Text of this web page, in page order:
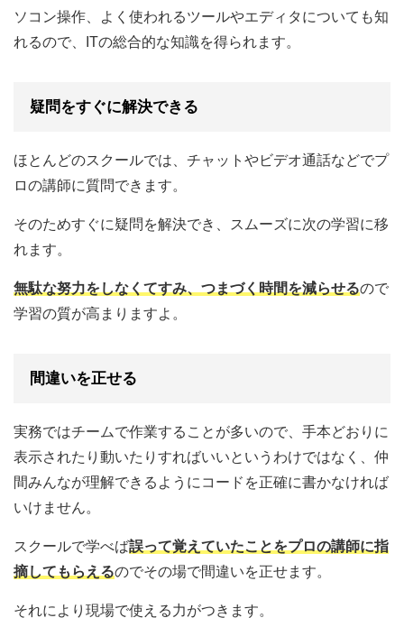
ソコン操作、よく使われるツールやエディタについても知
れるので、ITの総合的な知識を得られます。
疑問をすぐに解決できる
ほとんどのスクールでは、チャットやビデオ通話などでプ
ロの講師に質問できます。
そのためすぐに疑問を解決でき、スムーズに次の学習に移
れます。
無駄な努力をしなくてすみ、つまづく時間を減らせるので
学習の質が高まりますよ。
間違いを正せる
実務ではチームで作業することが多いので、手本どおりに
表示されたり動いたりすればいいというわけではなく、仲
間みんなが理解できるようにコードを正確に書かなければ
いけません。
スクールで学べば誤って覚えていたことをプロの講師に指
摘してもらえるのでその場で間違いを正せます。
それにより現場で使える力がつきます。